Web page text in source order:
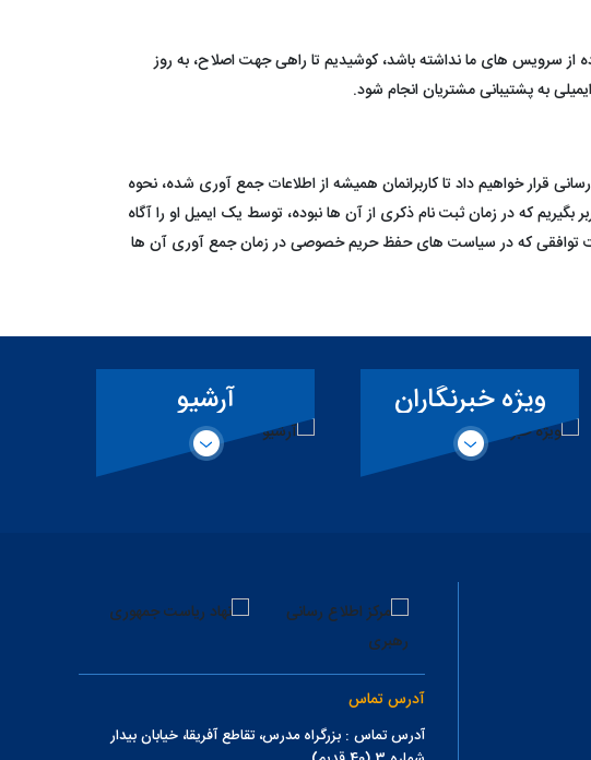
از سرویس های ما نداشته باشد، کوشیدیم تا راهی جهت اصلاح، به روز
به پشتیبانی مشتریان انجام شود.
خواهیم داد تا کاربرانمان همیشه از اطلاعات جمع آوری شده، نحوه
که در زمان ثبت نام ذکری از آن ها نبوده، توسط یک ایمیل او را آگاه
تحت توافقی که در سیاست های حفظ حریم خصوصی در زمان جمع آوری آن ها
آرشیو ثبت درخواست
همکاری حقیقی
آدرس تماس
آدرس تماس : بزرگراه مدرس، تقاطع آفریقا، خیابان بیدار